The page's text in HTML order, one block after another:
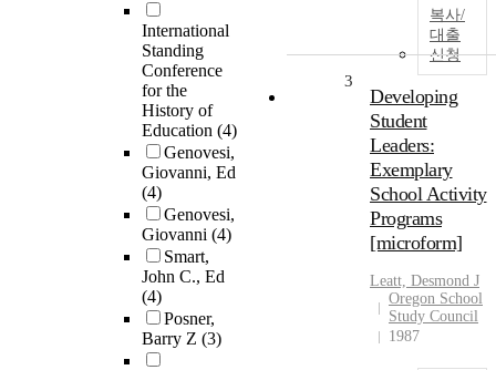
International
Standing
Conference
for the
History of
Education (4)
Genovesi,
Giovanni, Ed
(4)
Genovesi,
Giovanni (4)
Smart,
John C., Ed
(4)
Posner,
Barry Z (3)
복사/
대출
신청
3
Developing
Student
Leaders:
Exemplary
School Activity
Programs
[microform]
Leatt, Desmond J
Oregon School
Study Council
1987